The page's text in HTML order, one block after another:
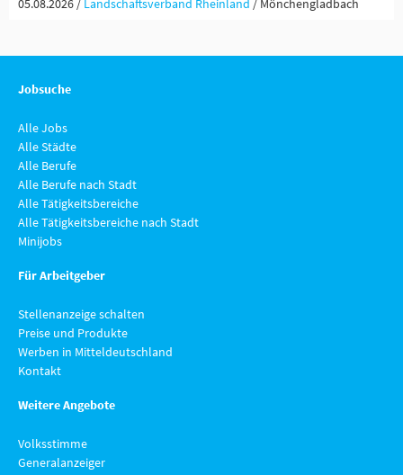
05.08.2026 / Landschaftsverband Rheinland / Mönchengladbach
Jobsuche
Alle Jobs
Alle Städte
Alle Berufe
Alle Berufe nach Stadt
Alle Tätigkeitsbereiche
Alle Tätigkeitsbereiche nach Stadt
Minijobs
Für Arbeitgeber
Stellenanzeige schalten
Preise und Produkte
Werben in Mitteldeutschland
Kontakt
Weitere Angebote
Volksstimme
Generalanzeiger